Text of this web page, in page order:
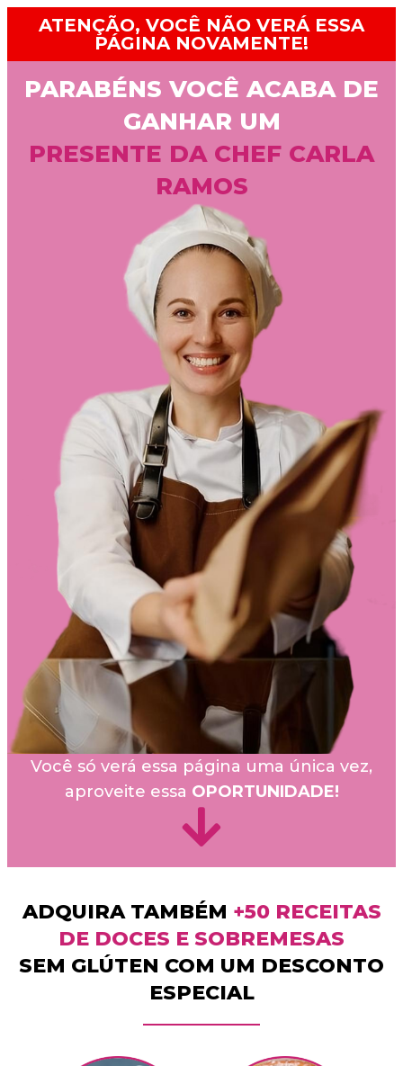
ATENÇÃO, VOCÊ NÃO VERÁ ESSA
PÁGINA NOVAMENTE!
PARABÉNS VOCÊ ACABA DE
GANHAR UM
PRESENTE DA CHEF CARLA
RAMOS
Você só verá essa página uma única vez,
aproveite essa OPORTUNIDADE!
ADQUIRA TAMBÉM +50 RECEITAS
DE DOCES E SOBREMESAS
SEM GLÚTEN COM UM DESCONTO
ESPECIAL